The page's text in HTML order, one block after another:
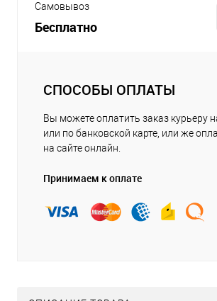
Самовывоз
Бесплатно
СПОСОБЫ ОПЛАТЫ
Вы можете оплатить заказ курьеру
или по банковской карте, или же
на сайте онлайн.
Принимаем к оплате